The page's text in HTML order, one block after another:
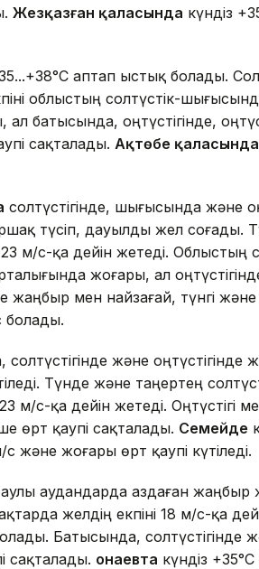
Жезқазған қаласында күндіз
аптап ыстық болады.
облыстың солтүстік-
ал батысында, оңтүстігінде,
сақталады. Ақтөбе қаласында
солтүстігінде, шығысында және
түсіп, дауылды жел соғады.
23 м/с-қа дейін жетеді. Облыстың
жоғары, ал
жаңбыр мен найзағай, түнгі
болады.
және оңтүстігінде
Түнде және таңертең
м/с-қа дейін жетеді. Оңтүстігі
өрт қаупі сақталады. Семейде
және жоғары өрт қаупі күтіледі.
аудандарда аздаған
желдің екпіні 18 м/с-қа
Батысында, солтүстігінде
сақталады. Қонаевта күндіз